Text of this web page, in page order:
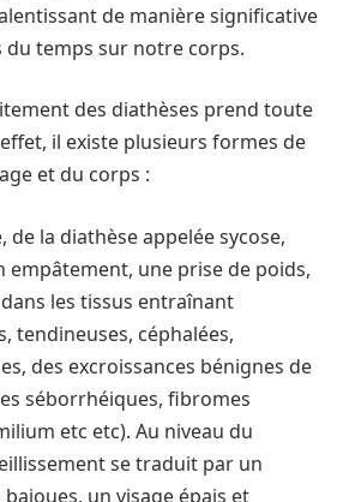
de manière significative
du temps sur notre corps.
des diathèses prend toute
il existe plusieurs formes de
et du corps :
de la diathèse appelée sycose,
empâtement, une prise de poids,
les tissus entraînant
tendineuses, céphalées,
des excroissances bénignes de
séborrhéiques, fibromes
etc etc). Au niveau du
se traduit par un
un visage épais et